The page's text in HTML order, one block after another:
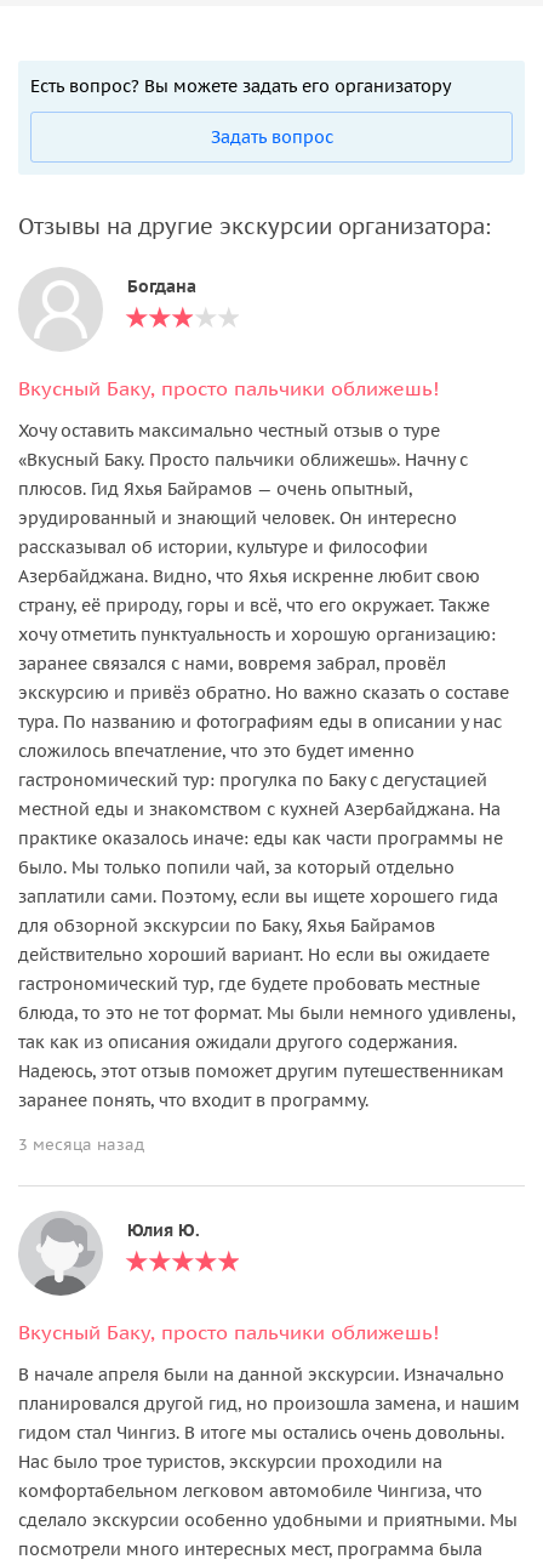
Есть вопрос? Вы можете задать его организатору
Задать вопрос
Отзывы на другие экскурсии организатора:
Богдана
Вкусный Баку, просто пальчики оближешь!
Хочу оставить максимально честный отзыв о туре
«Вкусный Баку. Просто пальчики оближешь». Начну с
плюсов. Гид Яхья Байрамов — очень опытный,
эрудированный и знающий человек. Он интересно
рассказывал об истории, культуре и философии
Азербайджана. Видно, что Яхья искренне любит свою
страну, её природу, горы и всё, что его окружает. Также
хочу отметить пунктуальность и хорошую организацию:
заранее связался с нами, вовремя забрал, провёл
экскурсию и привёз обратно. Но важно сказать о составе
тура. По названию и фотографиям еды в описании у нас
сложилось впечатление, что это будет именно
гастрономический тур: прогулка по Баку с дегустацией
местной еды и знакомством с кухней Азербайджана. На
практике оказалось иначе: еды как части программы не
было. Мы только попили чай, за который отдельно
заплатили сами. Поэтому, если вы ищете хорошего гида
для обзорной экскурсии по Баку, Яхья Байрамов
действительно хороший вариант. Но если вы ожидаете
гастрономический тур, где будете пробовать местные
блюда, то это не тот формат. Мы были немного удивлены,
так как из описания ожидали другого содержания.
Надеюсь, этот отзыв поможет другим путешественникам
заранее понять, что входит в программу.
3 месяца назад
Юлия Ю.
Вкусный Баку, просто пальчики оближешь!
В начале апреля были на данной экскурсии. Изначально
планировался другой гид, но произошла замена, и нашим
гидом стал Чингиз. В итоге мы остались очень довольны.
Нас было трое туристов, экскурсии проходили на
комфортабельном легковом автомобиле Чингиза, что
сделало экскурсии особенно удобными и приятными. Мы
посмотрели много интересных мест, программа была